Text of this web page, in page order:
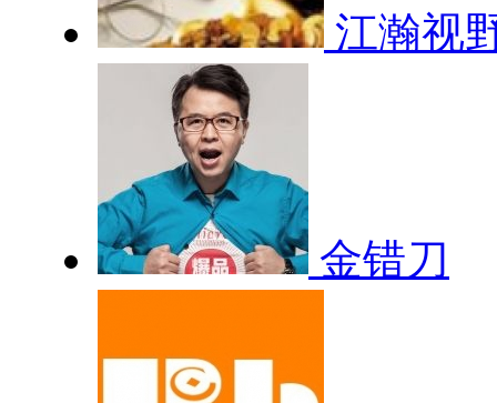
江瀚视
金错刀